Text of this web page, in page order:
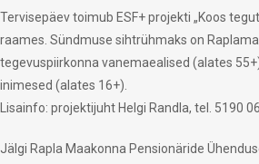
Tervisepäev toimub ESF+ projekti „Koos
raames. Sündmuse sihtrühmaks on
tegevuspiirkonna vanemaealised (alates
inimesed (alates 16+).
Lisainfo: projektijuht Helgi Randla, tel. 5190
Jälgi Rapla Maakonna Pensionäride